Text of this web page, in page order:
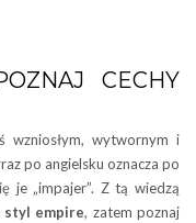
CECHY
wytwornym i
po angielsku oznacza po
je „impajer”. Z tą wiedzą
styl empire, zatem poznaj